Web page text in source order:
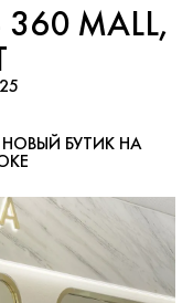
MALL,
НОВЫЙ БУТИК НА